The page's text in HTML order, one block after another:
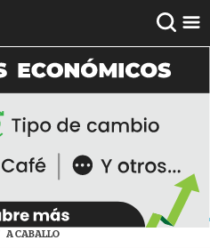
A CABALLO